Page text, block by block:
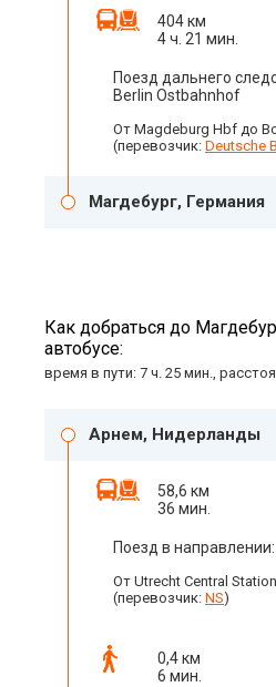
404 км
4 ч. 21 мин.
Поезд дальнего
Berlin Ostbahnhof
От Magdeburg Hbf до
(перевозчик: Deutsche
Магдебург, Германия
Как добраться до
автобусе:
время в пути: 7 ч. 25 мин.,
Арнем, Нидерланды
58,6 км
36 мин.
Поезд в
От Utrecht Central
(перевозчик: NS)
0,4 км
6 мин.